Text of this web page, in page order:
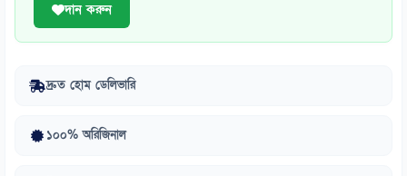
দান করুন
দ্রুত হোম ডেলিভারি
১০০% অরিজিনাল